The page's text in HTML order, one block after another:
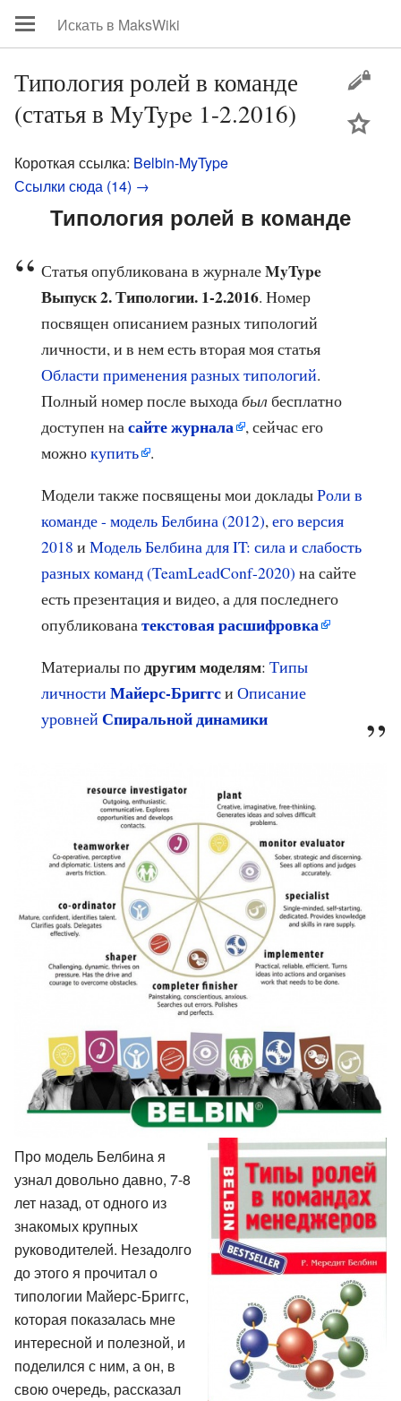
Типология ролей в команде
(статья в MyType 1-2.2016)
Короткая ссылка: Belbin-MyType
Ссылки сюда (14) →
Типология ролей в команде
Статья опубликована в журналеMyType
Выпуск 2. Типологии. 1-2.2016. Номер
посвящен описанием разных типологий
личности, и в нем есть вторая моя статья
Области применения разных типологий.
Полный номер после выходабылбесплатно
доступен насайте журнала , сейчас его
можнокупить .
Модели также посвящены мои докладыРоли в
команде - модель Белбина (2012),его версия
2018 и Модель Белбина для IT: сила и слабость
разных команд (TeamLeadConf-2020) на сайте
есть презентация и видео, а для последнего
опубликованатекстовая расшифровка
Материалы подругим моделям: Типы
личности Майерс-Бриггси Описание
уровней Спиральной динамики
Про модель Белбина я
узнал довольно давно, 7-8
лет назад, от одного из
знакомых крупных
руководителей. Незадолго
до этого я прочитал о
типологии Майерс-Бриггс,
которая показалась мне
интересной и полезной, и
поделился с ним, а он, в
свою очередь, рассказал